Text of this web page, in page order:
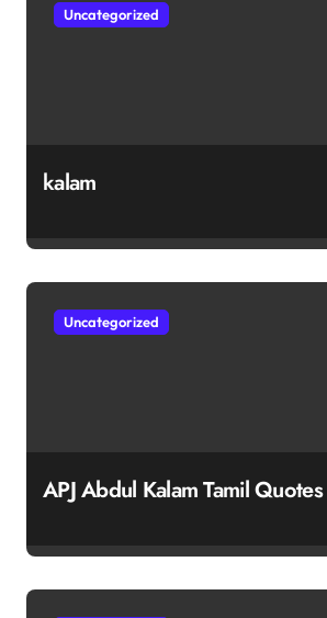
Uncategorized
kalam
Uncategorized
APJ Abdul Kalam Tamil Quotes